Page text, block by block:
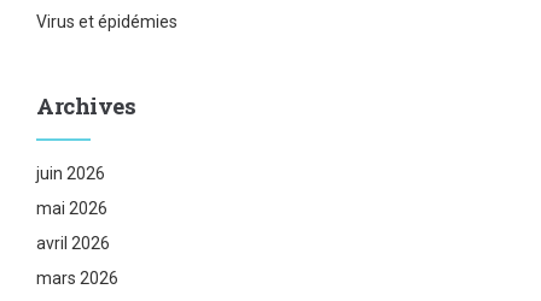
Virus et épidémies
Archives
juin 2026
mai 2026
avril 2026
mars 2026